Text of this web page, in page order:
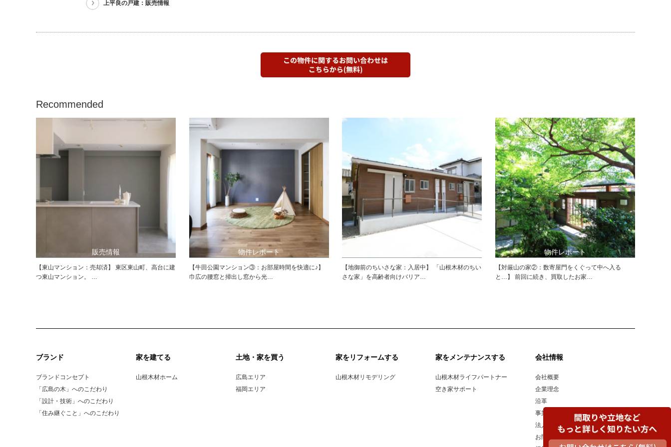
上平良の戸建：販売情報
Recommended
販売情報
【東山マンション：売却済】 東区東山町、高台に建
つ東山マンション。 …
物件レポート
【牛田公園マンション③：お部屋時間を快適に♪】
巾広の腰窓と掃出し窓から光…
【地御前のちいさな家：入居中】 「山根木材のちい
さな家」を高齢者向けバリア…
物件レポート
【対厳山の家②：数寄屋門をくぐって中へ入る
と…】 前回に続き、買取したお家…
ブランド
ブランドコンセプト
「広島の木」へのこだわり
「設計・技術」へのこだわり
「住み継ぐこと」へのこだわり
家を建てる
山根木材ホーム
土地・家を買う
広島エリア
福岡エリア
家をリフォームする
山根木材リモデリング
家をメンテナンスする
山根木材ライフパートナー
空き家サポート
会社情報
会社概要
企業理念
沿革
事業所一覧
法人のお客様へ
お問い合わせ